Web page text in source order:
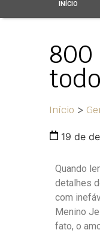
INÍCIO
Início >
19 de
Quando
detalhes
com
Menino
fato, o